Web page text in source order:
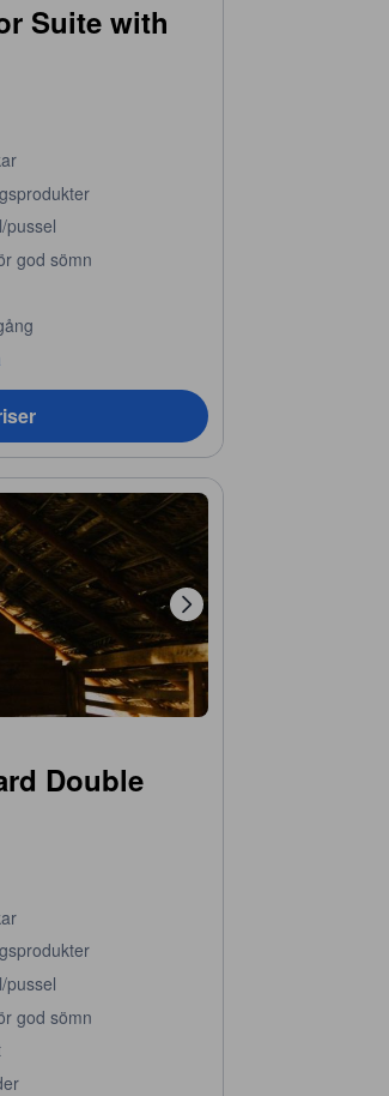
Suite with
pussel
god sömn
Double
pussel
god sömn